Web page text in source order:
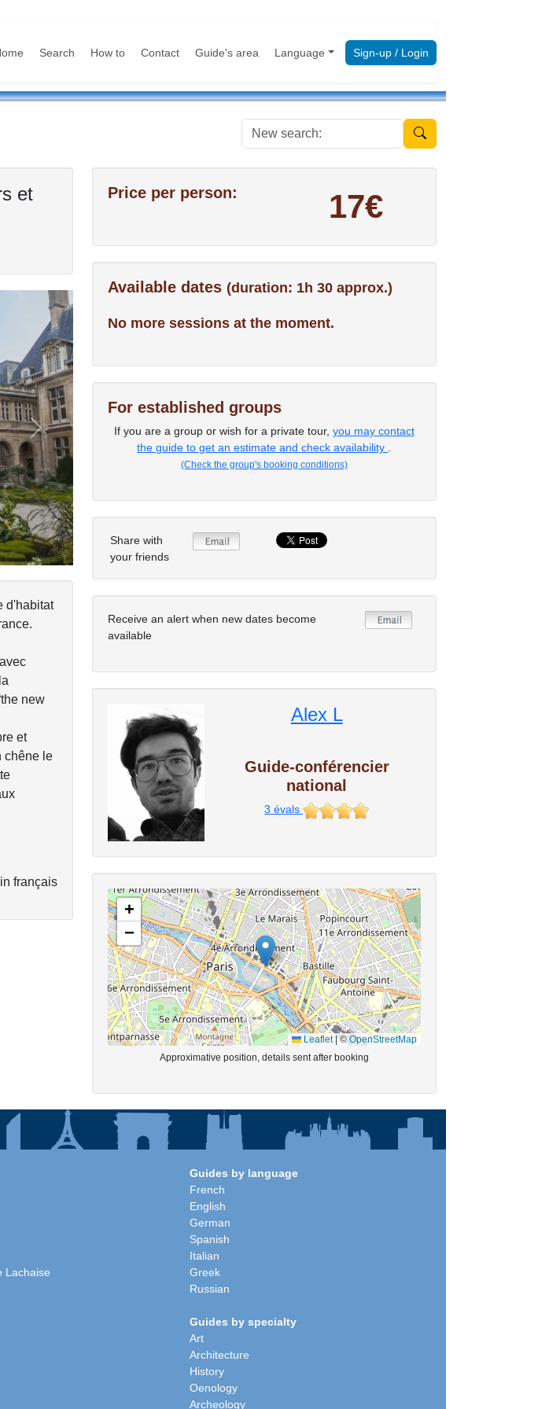
Search How to Contact Guide's area Language Sign-up / Login
New search:
et
Next
d'habitat
new
et
chêne le
français
Price per person: 17€
Available dates (duration: 1h 30 approx.)
No more sessions at the moment.
For established groups
If you are a group or wish for a private tour, you may contact
the guide to get an estimate and check availability
(Check the group's booking conditions)
Share with
your friends
Receive an alert when new dates become
available
Alex L
Guide-conférencier
national
3 évals
+
−
Leaflet |©OpenStreetMap
Approximative position, details sent after booking
Lachaise
Guides by language
French
English
German
Spanish
Italian
Greek
Russian
Guides by specialty
Art
Architecture
History
Oenology
Archeology